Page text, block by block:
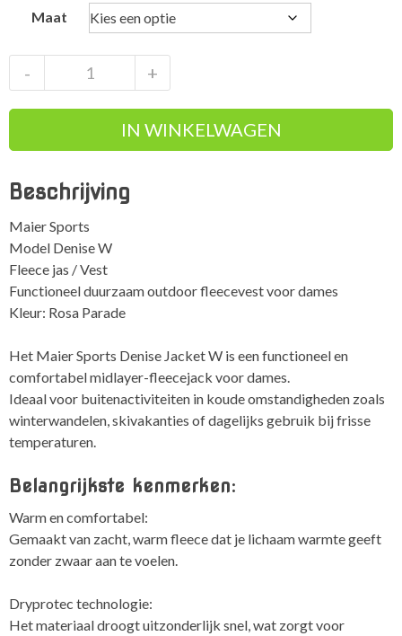
Maat
Sports
Denise
dames
Fleece
aantal
+
-
IN WINKELWAGEN
Beschrijving
Maier Sports
Model Denise W
Fleece jas / Vest
Functioneel duurzaam outdoor fleecevest voor dames
Kleur: Rosa Parade
Het Maier Sports Denise Jacket W is een functioneel en
comfortabel midlayer-fleecejack voor dames.
Ideaal voor buitenactiviteiten in koude omstandigheden zoals
winterwandelen, skivakanties of dagelijks gebruik bij frisse
temperaturen.
Belangrijkste kenmerken:
Warm en comfortabel:
Gemaakt van zacht, warm fleece dat je lichaam warmte geeft
zonder zwaar aan te voelen.
Dryprotec technologie:
Het materiaal droogt uitzonderlijk snel, wat zorgt voor